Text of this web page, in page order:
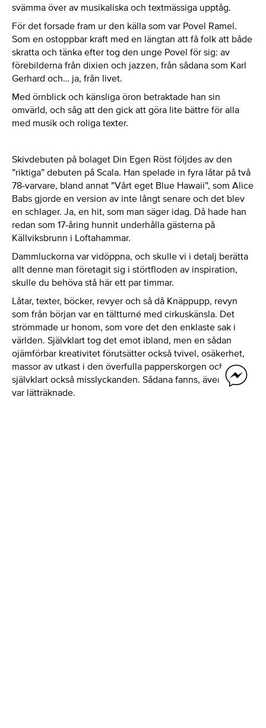
svämma över av musikaliska och textmässiga upptåg.
För det forsade fram ur den källa som var Povel Ramel.
Som en ostoppbar kraft med en längtan att få folk att både
skratta och tänka efter tog den unge Povel för sig: av
förebilderna från dixien och jazzen, från sådana som Karl
Gerhard och… ja, från livet.
Med örnblick och känsliga öron betraktade han sin
omvärld, och såg att den gick att göra lite bättre för alla
med musik och roliga texter.
Skivdebuten på bolaget Din Egen Röst följdes av den
”riktiga” debuten på Scala. Han spelade in fyra låtar på två
78-varvare, bland annat ”Vårt eget Blue Hawaii”, som Alice
Babs gjorde en version av inte långt senare och det blev
en schlager. Ja, en hit, som man säger idag. Då hade han
redan som 17-åring hunnit underhålla gästerna på
Källviksbrunn i Loftahammar.
Dammluckorna var vidöppna, och skulle vi i detalj berätta
allt denne man företagit sig i störtfloden av inspiration,
skulle du behöva stå här ett par timmar.
Låtar, texter, böcker, revyer och så då Knäppupp, revyn
som från början var en tältturné med cirkuskänsla. Det
strömmade ur honom, som vore det den enklaste sak i
världen. Självklart tog det emot ibland, men en sådan
ojämförbar kreativitet förutsätter också tvivel, osäkerhet,
massor av utkast i den överfulla papperskorgen och
självklart också misslyckanden. Sådana fanns, även om de
var lätträknade.